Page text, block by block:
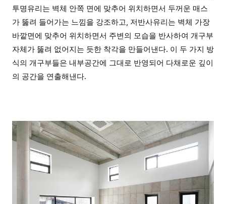
투명유리는 벽체 안쪽 면에 맞추어 위치하면서 두꺼운 매스
가 뚫려 들어가는 느낌을 강조하고, 저반사유리는 벽체 가장
바깥면에 맞추어 위치하면서 주변의 모습을 반사하여 개구부
자체가 뚫려 없어지는 듯한 착각을 만들어낸다. 이 두 가지 방
식의 개구부들은 내부공간에 그대로 반영되어 다채로운 깊이
의 공간을 연출해낸다.